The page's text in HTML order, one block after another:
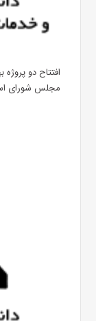
افتتاح دو
مجلس شورای